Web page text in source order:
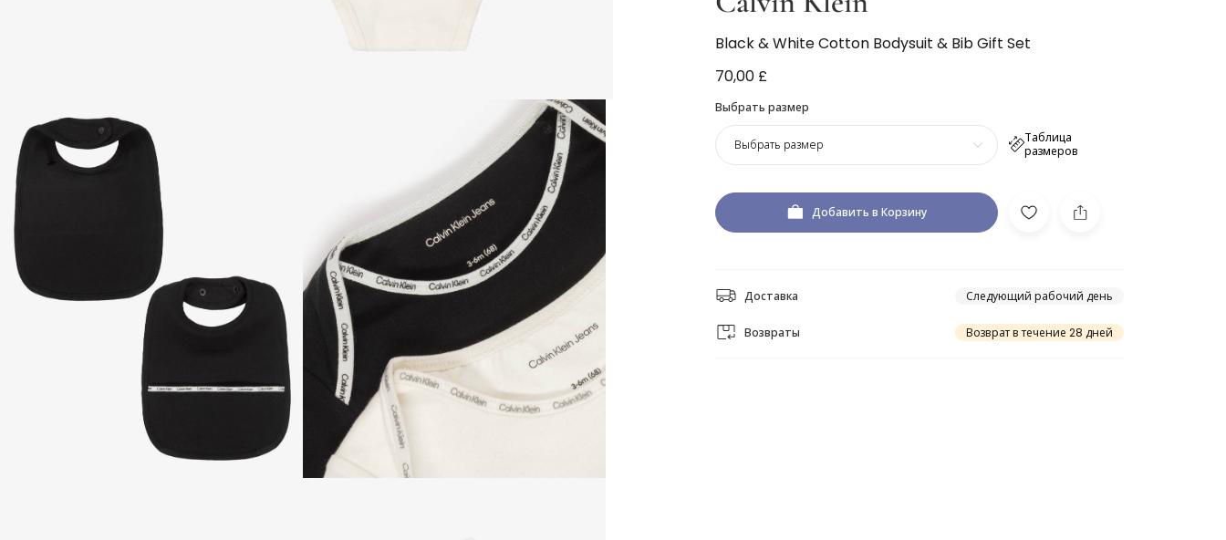
Black & White Cotton Bodysuit & Bib Gift Set
70,00 £
Выбрать размер
Таблица
размеров
Выбрать размер
Добавить в Корзину
Доставка Следующий рабочий день
Возвраты Возврат в течение 28 дней